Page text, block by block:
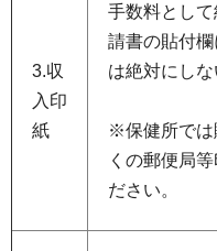
3.収
入印
紙
手数料とし
請書の貼付
は絶対にしな
※保健所では
くの郵便局
ださい。